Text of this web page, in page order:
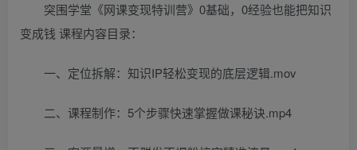
突围学堂《网课变现特训营》0基础，0经验也能把知识
变成钱 课程内容目录：
一、定位拆解：知识IP轻松变现的底层逻辑.mov
二、课程制作：5个步骤快速掌握做课秘诀.mp4